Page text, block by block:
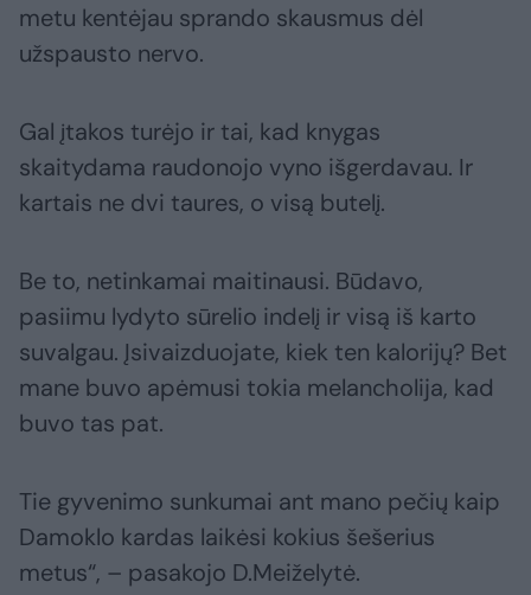
metu kentėjau sprando skausmus dėl
užspausto nervo.
Gal įtakos turėjo ir tai, kad knygas
skaitydama raudonojo vyno išgerdavau. Ir
kartais ne dvi taures, o visą butelį.
Be to, netinkamai maitinausi. Būdavo,
pasiimu lydyto sūrelio indelį ir visą iš karto
suvalgau. Įsivaizduojate, kiek ten kalorijų? Bet
mane buvo apėmusi tokia melancholija, kad
buvo tas pat.
Tie gyvenimo sunkumai ant mano pečių kaip
Damoklo kardas laikėsi kokius šešerius
metus“, – pasakojo D.Meiželytė.